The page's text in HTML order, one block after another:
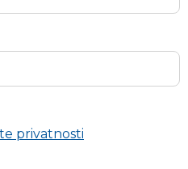
privatnosti